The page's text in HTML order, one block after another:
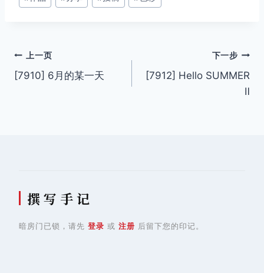
章
文
章
上一页
[7910] 6月的某一天
下一步
[7912] Hello SUMMER
Ⅱ
撰 写 手 记
暗房门已锁，请先 登录 或 注册 后留下您的印记。